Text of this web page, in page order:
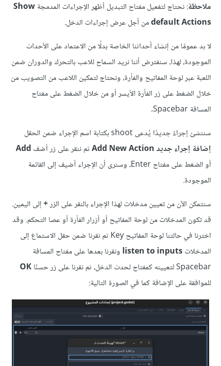
ملاحظة: نحتاج لتفعيل مفتاح التبديل أظهر الإجراءات المدمجةShow
default Actionsمن أجل عرض إجراءات الدخل.
لا بد عمومًا من إنشاء أحداثنا الخاصة بدلًا من الاعتماد على اﻷحداث
الموجودة، لهذا، سنفترض أننا نريد السماح للاعب بالتحرك والدوران ضمن
اللعبة عبر لوحة المفاتيح والفأرة، ونحتاج لتمكين اللاعب من التصويب من
خلال الضغط على زر الفأرة اﻷيسر أو من خلال الضغط على مفتاح
المسافة Spacebar.
سننشئ إجراءً جديدًا يُدعى shoot بكتابة اسم اﻹجراء ضمن الحقل
إضافة إجراء جديدAdd New Actionثم ننقر على زر أضف Add
أو الضغط على مفتاح Enter، وسنرى أن الإجراء أضيف إلى القائمة
الموجودة.
سنتمكن اﻵن من تعيين مدخلات لهذا اﻹجراء بالنقر على الزر+إلى اليمين.
قد تكون المدخلات من لوحة المفاتيح أو أزرار الفأرة أو عصا التحكم. وقد
اخترنا في حالتنا لوحة المفاتيح Key ثم نقرنا ضمن حقل الاستماع إلى
المدخلاتlisten to inputs ونقرنا بعدها على مفتاح المسافة
Spacebar لتعيينه كمفتاح لحدث الدخل، ثم نقرنا على زر حسنًا
OK
للموافقة على الإضافة كما في الصورة التالية: